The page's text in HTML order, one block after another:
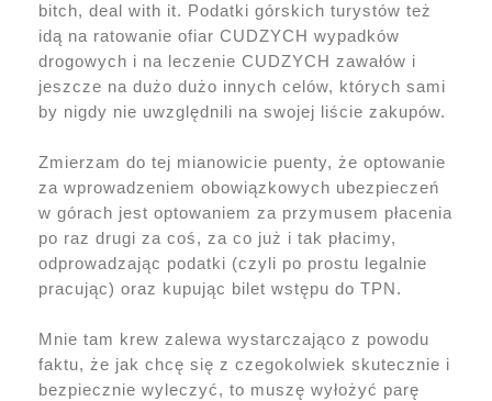
bitch, deal with it. Podatki górskich turystów też
idą na ratowanie ofiar CUDZYCH wypadków
drogowych i na leczenie CUDZYCH zawałów i
jeszcze na dużo dużo innych celów, których sami
by nigdy nie uwzględnili na swojej liście zakupów.
Zmierzam do tej mianowicie puenty, że optowanie
za wprowadzeniem obowiązkowych ubezpieczeń
w górach jest optowaniem za przymusem płacenia
po raz drugi za coś, za co już i tak płacimy,
odprowadzając podatki (czyli po prostu legalnie
pracując) oraz kupując bilet wstępu do TPN.
Mnie tam krew zalewa wystarczająco z powodu
faktu, że jak chcę się z czegokolwiek skutecznie i
bezpiecznie wyleczyć, to muszę wyłożyć parę